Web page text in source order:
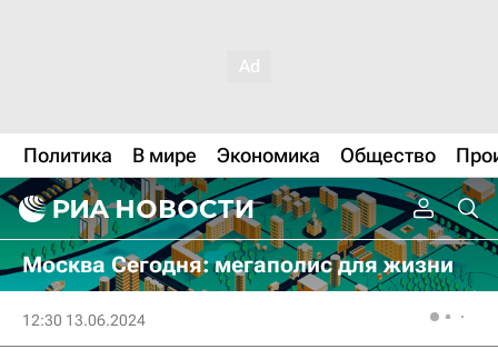
Политика В мире Экономика Общество
Москва Сегодня: мегаполис для жизни
12:30 13.06.2024